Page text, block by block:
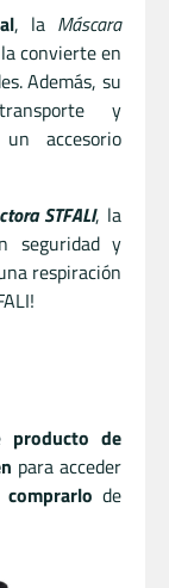
, la Máscara
convierte en
Además, su
y
accesorio
STFALI, la
seguridad y
respiración
producto de
para acceder
comprarlo de